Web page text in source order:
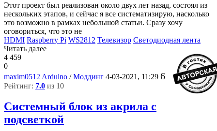
Этот проект был реализован около двух лет назад, состоял из
нескольких этапов, и сейчас я все систематизирую, насколько
это возможно в рамках небольшой статьи. Сразу хочу
оговориться, что это не
HDMI Raspberry Pi WS2812 Телевизор Светодиодная лента
Читать далее
4 459
0
maxim0512 Arduino /Моддинг 4-03-2021, 11:29 6
Рейтинг: 7.0 из 10
Системный блок из акрила с
подсветкой